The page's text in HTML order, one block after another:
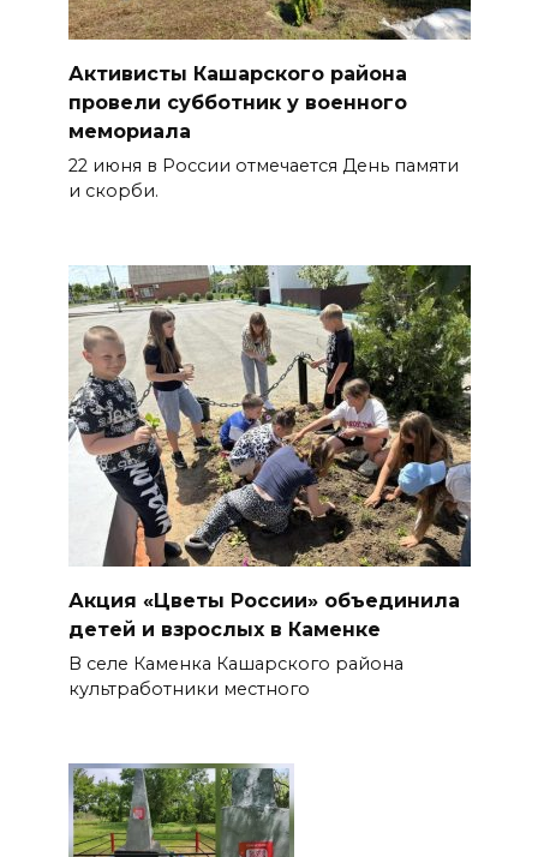
Активисты Кашарского района
провели субботник у военного
мемориала
22 июня в России отмечается День памяти
и скорби.
Акция «Цветы России» объединила
детей и взрослых в Каменке
В селе Каменка Кашарского района
культработники местного